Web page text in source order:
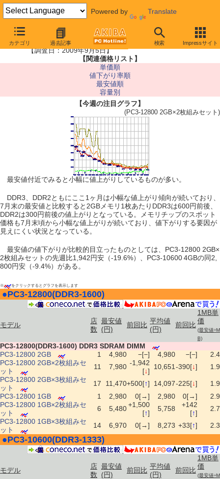
Powered by Translate
カテゴリ 過去記事 検索 Impressサイト
■メモリ最安値情報
【調査日：2009年9月5日】
【関連価格リスト】
単価順
値下がり率順
最安値順
容量別
【今週の注目グラフ】
(PC3-12800 2GB×2枚組みセット)
最安値付近でみると小幅に値上がりしているものが多い。
DDR3、DDR2ともにここ1ヶ月は小幅な値上がり傾向が続いており、
7月末の最安値と比較すると2GBメモリ1枚あたりDDR3は600円前後、
DDR2は300円前後の値上がりとなっている。メモリチップのスポット
価格も7月末頃から小幅な値上がりが続いており、値下がりする要因が
見えにくい状況となっている。
最安値の値下がりが比較的目立ったものとしては、PC3-12800 2GB×
2枚組みセットの先週比1,942円安（-19.6%）、PC3-10600 4GBの同2,
800円安（-9.4%）がある。
※ をクリックするとグラフを表示します
●PC3-12800(DDR3-1600)
モデル
店
数
最安値
(円)
前回比 平均値
(円)
前回比
1MB単
価
(最安値÷M
B)
PC3-12800(DDR3-1600) DDR3 SDRAM DIMM
PC3-12800 2GB
1 4,980 −[−] 4,980 −[−]
2.4
PC3-12800 2GB×2枚組みセ
ット
11 7,980 -1,942
[↓]
10,651 -390[↓]
1.9
PC3-12800 2GB×3枚組みセ
ット
17 11,470+500[↑] 14,097-225[↓]
1.9
PC3-12800 1GB
1 2,980 0[→] 2,980 0[→]
2.9
PC3-12800 1GB×2枚組みセ
ット
6 5,480+1,500
[↑]
5,758
+142
[↑]
2.7
PC3-12800 1GB×3枚組みセ
ット
14 6,970 0[→] 8,273 +33[↑]
2.3
●PC3-10600(DDR3-1333)
モデル
店
数
最安値
(円)
前回比 平均値
(円)
前回比
1MB単
価
(最安値÷M